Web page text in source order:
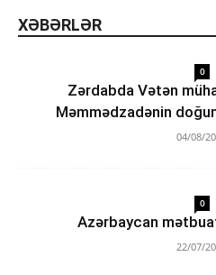
XƏBƏRLƏR
0
Zərdabda Vətən
Məmmədzadənin
04/08/
0
Azərbaycan
22/07/